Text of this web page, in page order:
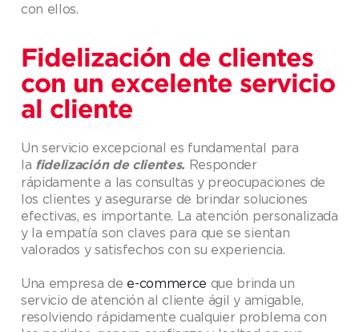
con ellos.
Fidelización de clientes
con un excelente servicio
al cliente
Un servicio excepcional es fundamental para
la fidelización de clientes. Responder
rápidamente a las consultas y preocupaciones de
los clientes y asegurarse de brindar soluciones
efectivas, es importante. La atención personalizada
y la empatía son claves para que se sientan
valorados y satisfechos con su experiencia.
Una empresa de e-commerce que brinda un
servicio de atención al cliente ágil y amigable,
resolviendo rápidamente cualquier problema con